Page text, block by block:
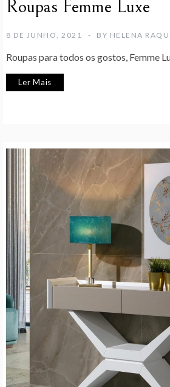
Roupas Femme Luxe
8 DE JUNHO, 2021 BY HELENA
Roupas para todos os gostos, Femme
Ler Mais